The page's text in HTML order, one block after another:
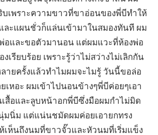
บเพราะความขาวที่ขาอ่อนของพี่บีทำให้
ละแผนชั่วก็แล่นเข้ามาในสมองทันที ผม
พ่อและขอตัวมานอน แต่ผมแวะที่ห้องพ่อ
เรียบร้อย เพราะรู้ว่าไม่สว่างไม่เลิกกัน
ายครั้งแล้วทำไมผมจะไมรู้ วันนี้ขอล่อ
เหอะ ผมเข้าไปนอนข้างๆพี่บีค่อยๆเอา
เสื้อและลูบหน้าอกพี่บีซึ่งมือผมกำไม่มิด
มนิ่ม แต่แน่นชมัดผมค่อยเอายกทรง
เห็นถึงนมที่ขาวจั๊วและหัวนมที่เริ่มแข็ง